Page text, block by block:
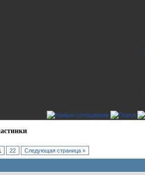
22 Следующая страница »